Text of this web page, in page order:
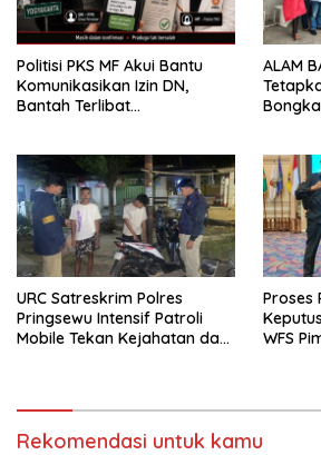
Politisi PKS MF Akui Bantu
Komunikasikan Izin DN,
Bantah Terlibat
ALAM
URC Satreskrim Polres
Pringsewu Intensif Patroli
Mobile Tekan Kejahatan dan
Proses
WFS
Rekomendasi untuk kamu